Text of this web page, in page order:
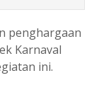
penghargaan
Karnaval
ini.